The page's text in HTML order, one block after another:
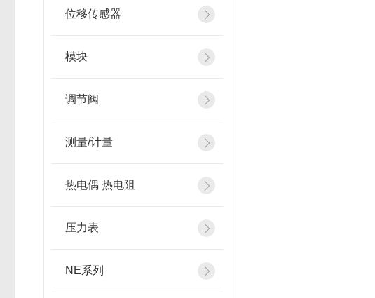
位移传感器
模块
调节阀
测量/计量
热电偶 热电阻
压力表
NE系列